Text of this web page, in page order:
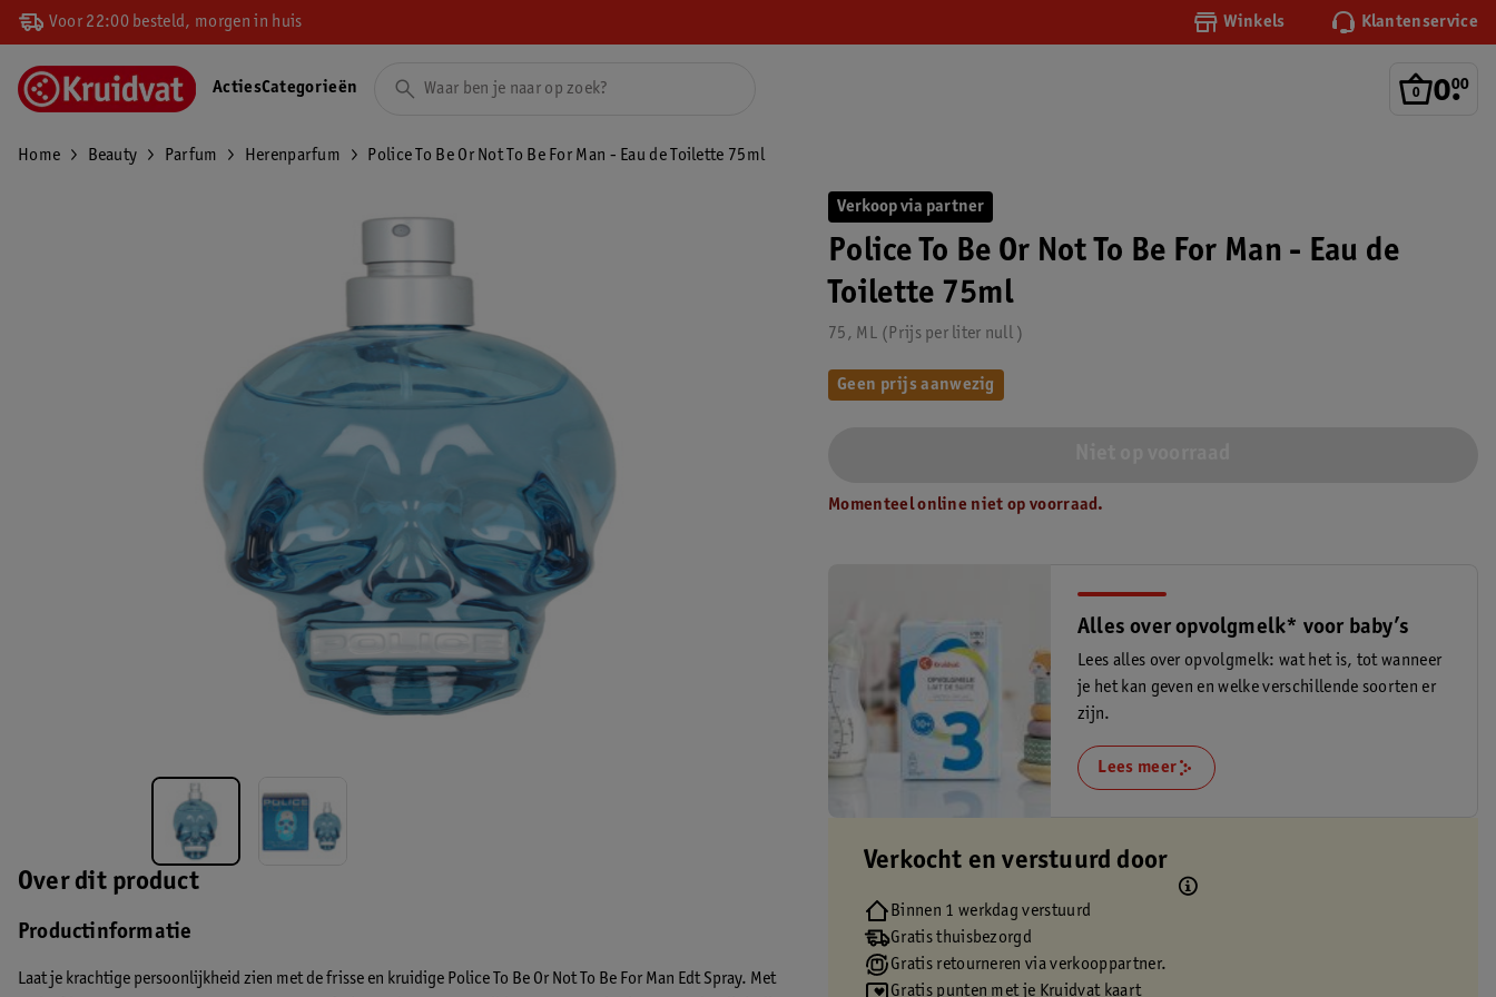
Voor 22:00 besteld, morgen in huis Winkels Klantenservice
0.
00
ActiesCategorieën
Home Beauty Parfum Herenparfum Police To Be Or Not To Be For Man - Eau de Toilette 75ml
Over dit product
Productinformatie
Laat je krachtige persoonlijkheid zien met de frisse en kruidige Police To Be Or Not To Be For Man Edt Spray. Met
Verkoop via partner
Police To Be Or Not To Be For Man - Eau de
Toilette 75ml
75, ML null
Prijs per liter
Geen prijs aanwezig
Momenteel online niet op voorraad.
Alles over opvolgmelk* voor baby’s
Lees alles over opvolgmelk: wat het is, tot wanneer
je het kan geven en welke verschillende soorten er
zijn.
Lees meer
Verkocht en verstuurd door
Binnen 1 werkdag verstuurd
Gratis thuisbezorgd
Gratis retourneren via verkooppartner.
Gratis punten met je Kruidvat kaart